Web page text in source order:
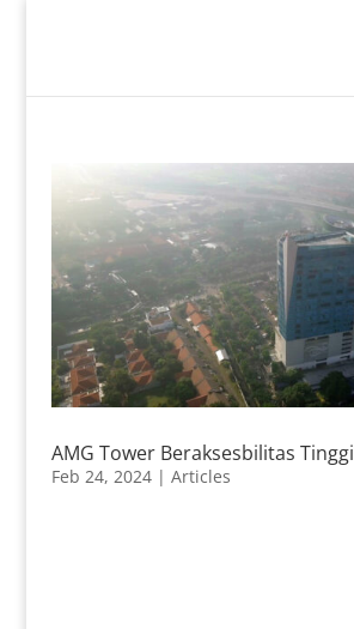
AMG Tower Beraksesbilitas Tinggi
Feb 24, 2024| Articles